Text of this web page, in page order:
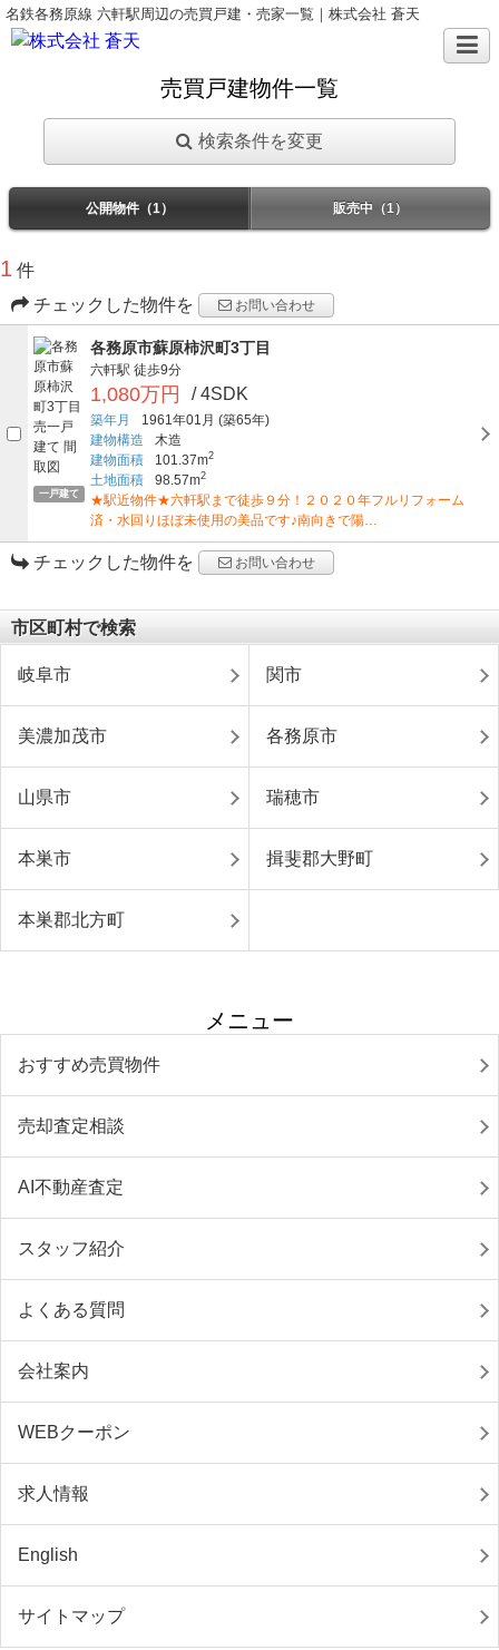
名鉄各務原線 六軒駅周辺の売買戸建・売家一覧｜株式会社 蒼天
売買戸建物件一覧
検索条件を変更
公開物件（1） 販売中（1）
1 件
チェックした物件を
お問い合わせ
一戸建て
各務原市蘇原柿沢町3丁目
六軒駅 徒歩9分
1,080万円 / 4SDK
築年月 1961年01月 (築65年)
建物構造
木造
建物面積
101.37m2
土地面積 98.57m2
★駅近物件★六軒駅まで徒歩９分！２０２０年フルリフォーム
済・水回りほぼ未使用の美品です♪南向きで陽…
チェックした物件を お問い合わせ
市区町村で検索
岐阜市 関市
美濃加茂市 各務原市
山県市 瑞穂市
本巣市 揖斐郡大野町
本巣郡北方町
メニュー
おすすめ売買物件
売却査定相談
AI不動産査定
スタッフ紹介
よくある質問
会社案内
WEBクーポン
求人情報
English
サイトマップ